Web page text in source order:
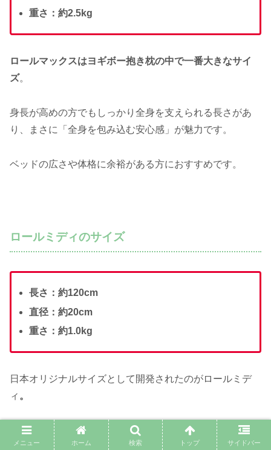
重さ：約2.5kg
ロールマックスはヨギボー抱き枕の中で一番大きなサイ
ズ。
身長が高めの方でもしっかり全身を支えられる長さがあ
り、まさに「全身を包み込む安心感」が魅力です。
ベッドの広さや体格に余裕がある方におすすめです。
ロールミディのサイズ
長さ：約120cm
直径：約20cm
重さ：約1.0kg
日本オリジナルサイズとして開発されたのがロールミデ
ィ 。
マックスでは大きすぎる、でもしっかり抱き枕感は欲しい
という方にぴったり。
メニュー ホーム 検索 トップ サイドバー